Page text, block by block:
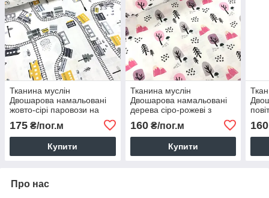
Тканина муслін
Двошарова намальовані
жовто-сірі паровози на
білому (шир. 1,7 м ) (MS-
S-0315)
175 ₴/пог.м
Купити
Тканина муслін
Двошарова намальовані
дерева сіро-рожеві з
(шир.1,8 м) (MS-F-0136)
160₴/пог.м
Купити
м)
160
Про нас